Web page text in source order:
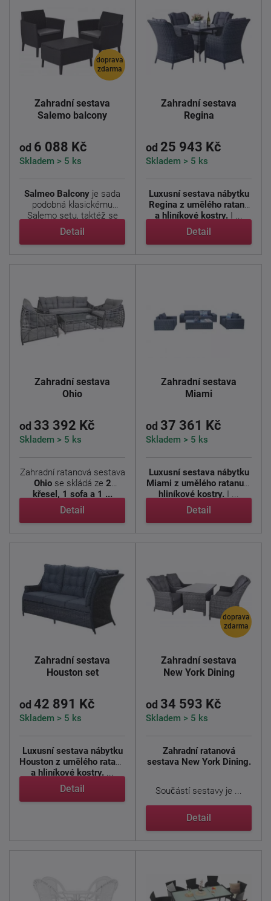
doprava
zdarma
Zahradní sestava
Salemo balcony
od 6 088 Kč
Skladem > 5 ks
Salmeo Balcony je sada
podobná klasickému
Salemo setu, taktéž se
jedná ...
Detail
Zahradní sestava
Regina
od 25 943 Kč
Skladem > 5 ks
Luxusní sestava nábytku
Regina z umělého ratanu
a hliníkové kostry. I ...
Detail
Zahradní sestava
Ohio
od 33 392 Kč
Skladem > 5 ks
Zahradní ratanová sestava
Ohiose skládá ze 2
křesel, 1 sofa a 1 ...
Detail
Zahradní sestava
Miami
od 37 361 Kč
Skladem > 5 ks
Luxusní sestava nábytku
Miami z umělého ratanu a
hliníkové kostry. I ...
Detail
Zahradní sestava
Houston set
od 42 891 Kč
Skladem > 5 ks
Luxusní sestava nábytku
Houston z umělého ratanu
a hliníkové kostry. ...
Detail
doprava
zdarma
Zahradní sestava
New York Dining
od 34 593 Kč
Skladem > 5 ks
Zahradní ratanová
sestava New York Dining.
Součástí sestavy je ...
Detail